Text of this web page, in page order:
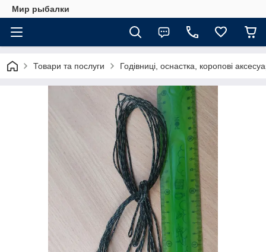
Мир рыбалки
Товари та послуги Годівниці, оснастка, коропові